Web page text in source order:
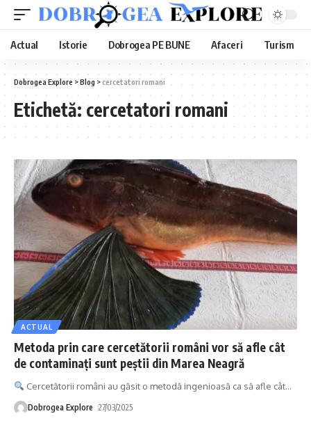
Actual Istorie Dobrogea PE BUNE Afaceri Turism
Dobrogea Explore >Blog > cercetatori romani
Etichetă: cercetatori romani
ACTUAL
Metoda prin care cercetătorii români vor să afle cât
de contaminați sunt peștii din Marea Neagră
Cercetătorii români au găsit o metodă ingenioasă ca să afle cât…
Dobrogea Explore 27/03/2025